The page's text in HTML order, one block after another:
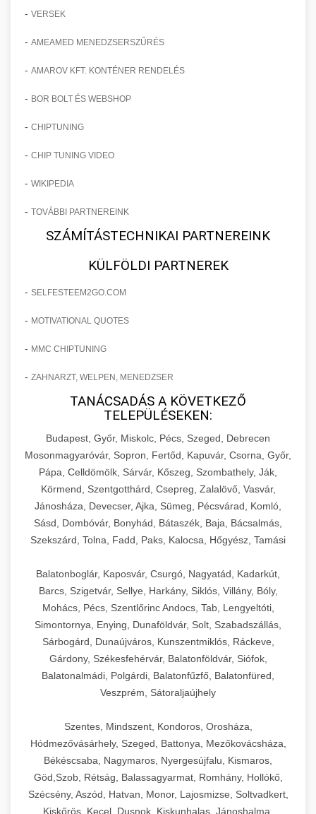
- VERSEK
- AMEAMED MENEDZSERSZŰRÉS
- AMAROV KFT. KONTÉNER RENDELÉS
- BOR BOLT ÉS WEBSHOP
- CHIPTUNING
- CHIP TUNING VIDEO
- WIKIPEDIA
- TOVÁBBI PARTNEREINK
SZÁMÍTÁSTECHNIKAI PARTNEREINK
KÜLFÖLDI PARTNEREK
- SELFESTEEM2GO.COM
- MOTIVATIONAL QUOTES
- MMC CHIPTUNING
- ZAHNARZT, WELPEN, MENEDZSER
TANÁCSADÁS A KÖVETKEZŐ
TELEPÜLÉSEKEN:
Budapest, Győr, Miskolc, Pécs, Szeged, Debrecen
Mosonmagyaróvár, Sopron, Fertőd, Kapuvár, Csorna, Győr,
Pápa, Celldömölk, Sárvár, Kőszeg, Szombathely, Ják,
Körmend, Szentgotthárd, Csepreg, Zalalövő, Vasvár,
Jánosháza, Devecser, Ajka, Sümeg, Pécsvárad, Komló,
Sásd, Dombóvár, Bonyhád, Bátaszék, Baja, Bácsalmás,
Szekszárd, Tolna, Fadd, Paks, Kalocsa, Hőgyész, Tamási
Balatonboglár, Kaposvár, Csurgó, Nagyatád, Kadarkút,
Barcs, Szigetvár, Sellye, Harkány, Siklós, Villány, Bóly,
Mohács, Pécs, Szentlőrinc Andocs, Tab, Lengyeltóti,
Simontornya, Enying, Dunaföldvár, Solt, Szabadszállás,
Sárbogárd, Dunaújváros, Kunszentmiklós, Ráckeve,
Gárdony, Székesfehérvár, Balatonföldvár, Siófok,
Balatonalmádi, Polgárdi, Balatonfűzfő, Balatonfüred,
Veszprém, Sátoraljaújhely
Szentes, Mindszent, Kondoros, Orosháza,
Hódmezővásárhely, Szeged, Battonya, Mezőkovácsháza,
Békéscsaba, Nagymaros, Nyergesújfalu, Kismaros,
Göd,Szob, Rétság, Balassagyarmat, Romhány, Hollókő,
Szécsény, Aszód, Hatvan, Monor, Lajosmizse, Soltvadkert,
Kiskőrös, Kecel, Dusnok, Kiskunhalas, Jánoshalma,